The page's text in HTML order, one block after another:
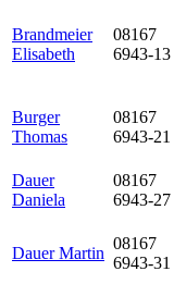
Brandmeier
Elisabeth
08167
6943-13
Burger
Thomas
08167
6943-21
Dauer
Daniela
08167
6943-27
Dauer Martin
08167
6943-31